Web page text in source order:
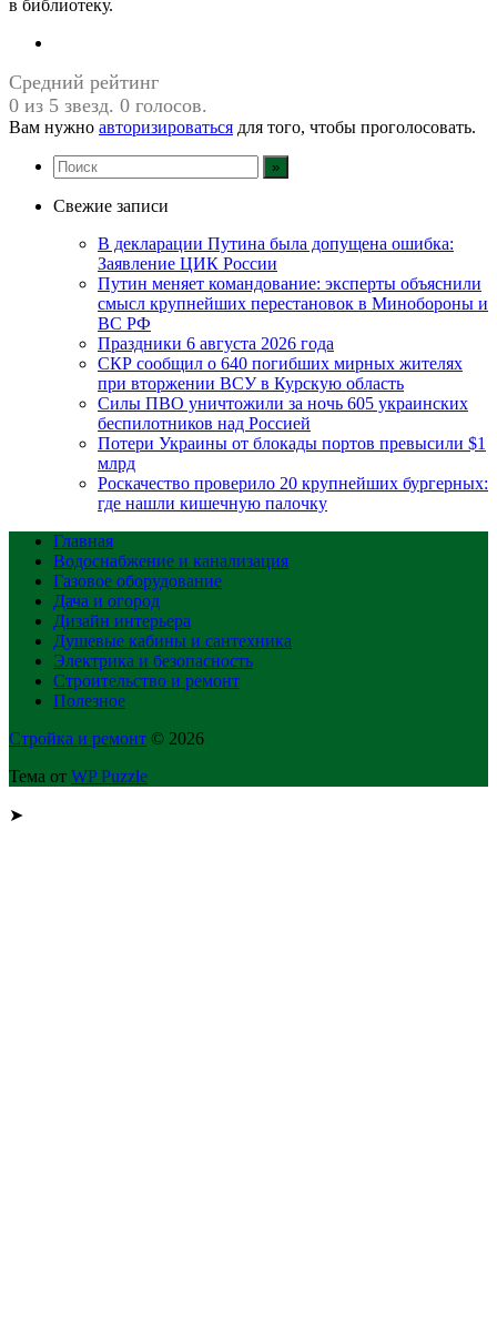
в библиотеку.
Средний рейтинг
0 из 5 звезд. 0 голосов.
Вам нужно авторизироваться для того, чтобы проголосовать.
Свежие записи
В декларации Путина была допущена ошибка:
Заявление ЦИК России
Путин меняет командование: эксперты объяснили
смысл крупнейших перестановок в Минобороны и
ВС РФ
Праздники 6 августа 2026 года
СКР сообщил о 640 погибших мирных жителях
при вторжении ВСУ в Курскую область
Силы ПВО уничтожили за ночь 605 украинских
беспилотников над Россией
Потери Украины от блокады портов превысили $1
млрд
Роскачество проверило 20 крупнейших бургерных:
где нашли кишечную палочку
Главная
Водоснабжение и канализация
Газовое оборудование
Дача и огород
Дизайн интерьера
Душевые кабины и сантехника
Электрика и безопасность
Строительство и ремонт
Полезное
Стройка и ремонт © 2026
Тема от WP Puzzle
➤